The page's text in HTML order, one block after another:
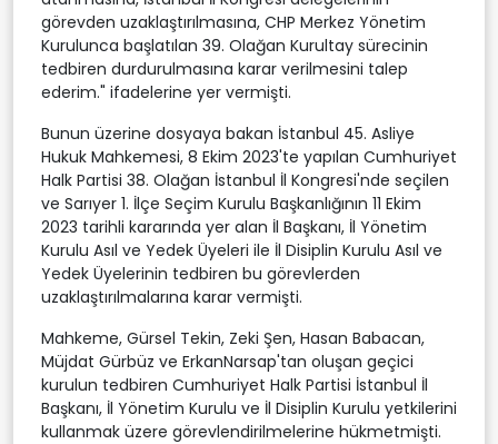
görevden uzaklaştırılmasına, CHP Merkez Yönetim
Kurulunca başlatılan 39. Olağan Kurultay sürecinin
tedbiren durdurulmasına karar verilmesini talep
ederim." ifadelerine yer vermişti.
Bunun üzerine dosyaya bakan İstanbul 45. Asliye
Hukuk Mahkemesi, 8 Ekim 2023'te yapılan Cumhuriyet
Halk Partisi 38. Olağan İstanbul İl Kongresi'nde seçilen
ve Sarıyer 1. İlçe Seçim Kurulu Başkanlığının 11 Ekim
2023 tarihli kararında yer alan İl Başkanı, İl Yönetim
Kurulu Asıl ve Yedek Üyeleri ile İl Disiplin Kurulu Asıl ve
Yedek Üyelerinin tedbiren bu görevlerden
uzaklaştırılmalarına karar vermişti.
Mahkeme, Gürsel Tekin, Zeki Şen, Hasan Babacan,
Müjdat Gürbüz ve ErkanNarsap'tan oluşan geçici
kurulun tedbiren Cumhuriyet Halk Partisi İstanbul İl
Başkanı, İl Yönetim Kurulu ve İl Disiplin Kurulu yetkilerini
kullanmak üzere görevlendirilmelerine hükmetmişti.